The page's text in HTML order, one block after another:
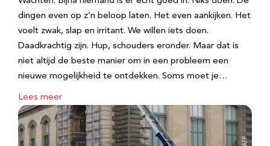
dingen even op z’n beloop laten. Het even aankijken. Het
voelt zwak, slap en irritant. We willen iets doen.
Daadkrachtig zijn. Hup, schouders eronder. Maar dat is
niet altijd de beste manier om in een probleem een
nieuwe mogelijkheid te ontdekken. Soms moet je…
Lees meer